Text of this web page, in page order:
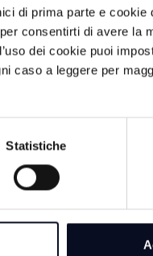
di prima parte e cookie
consentirti di avere la
dei cookie puoi
caso a leggere per
Statistiche